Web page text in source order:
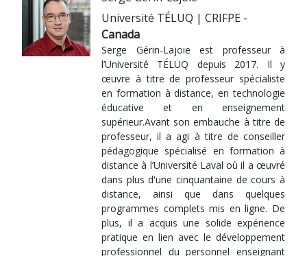
Université TÉLUQ | CRIFPE -
Canada
Serge Gérin-Lajoie est professeur à
l’Université TÉLUQ depuis 2017. Il y
œuvre à titre de professeur spécialiste
en formation à distance, en technologie
éducative et en enseignement
supérieur.Avant son embauche à titre de
professeur, il a agi à titre de conseiller
pédagogique spécialisé en formation à
distance à l’Université Laval où il a œuvré
dans plus d'une cinquantaine de cours à
distance, ainsi que dans quelques
programmes complets mis en ligne. De
plus, il a acquis une solide expérience
pratique en lien avec le développement
professionnel du personnel enseignant